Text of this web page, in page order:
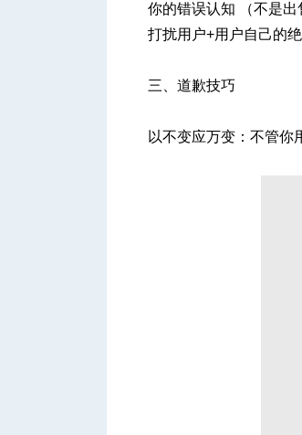
你的错误认知 （不是
打扰用户+用户自己的绝
三、道歉技巧
以不变应万变：不管你